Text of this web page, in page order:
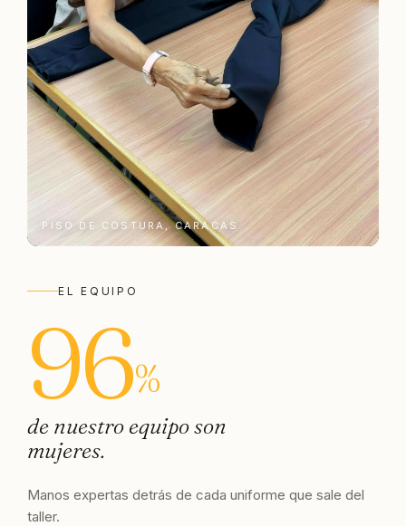
PISO DE COSTURA, CARACAS
EL EQUIPO
96%
de nuestro equipo son
mujeres.
Manos expertas detrás de cada uniforme que sale del
taller.